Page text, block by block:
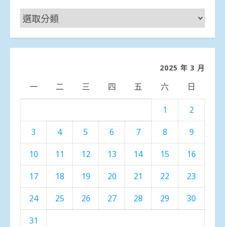
新
聞
分
2025 年 3 月
一 二 三 四 五 六 日
1
2
3
4 5 6 7 8
9
10
11 12 13 14 15
16
17
18 19 20 21 22
23
24
25 26 27 28 29
30
31